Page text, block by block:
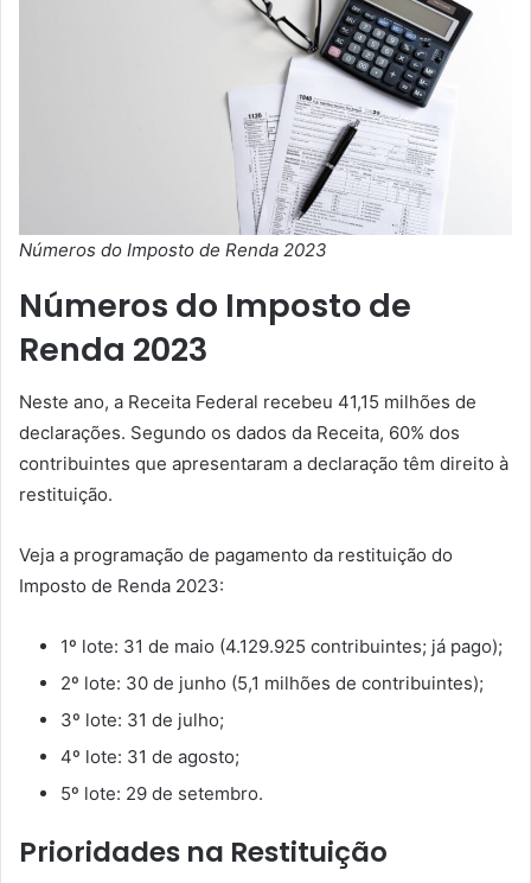
Números do Imposto de Renda 2023
Números do Imposto de
Renda 2023
Neste ano, a Receita Federal recebeu 41,15 milhões de
declarações. Segundo os dados da Receita, 60% dos
contribuintes que apresentaram a declaração têm direito à
restituição.
Veja a programação de pagamento da restituição do
Imposto de Renda 2023:
1º lote: 31 de maio (4.129.925 contribuintes; já pago);
2º lote: 30 de junho (5,1 milhões de contribuintes);
3º lote: 31 de julho;
4º lote: 31 de agosto;
5º lote: 29 de setembro.
Prioridades na Restituição